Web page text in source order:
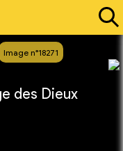
Image n°18271
des Dieux